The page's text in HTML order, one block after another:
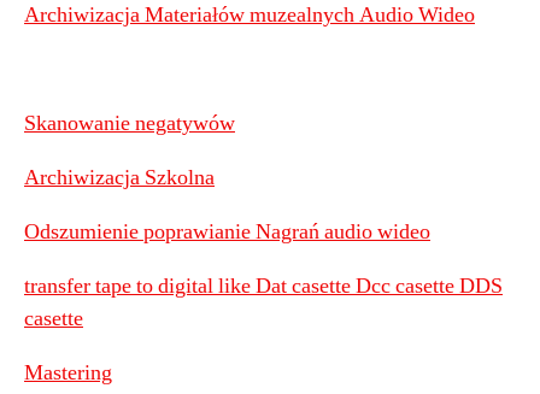
Archiwizacja Materiałów muzealnych Audio Wideo
Skanowanie negatywów
Archiwizacja Szkolna
Odszumienie poprawianie Nagrań audio wideo
transfer tape to digital like Dat casette Dcc casette DDS
casette
Mastering